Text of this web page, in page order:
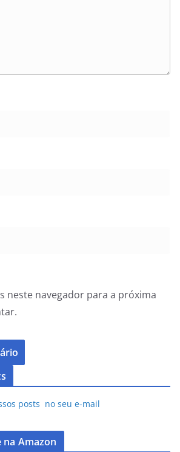
neste navegador para a próxima
posts no seu e-mail
Amazon